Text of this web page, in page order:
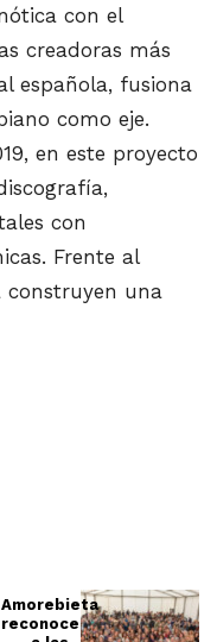
con el
creadoras más
española, fusiona
como eje.
en este proyecto
con
Frente al
construyen una
Amorebieta
reconoce